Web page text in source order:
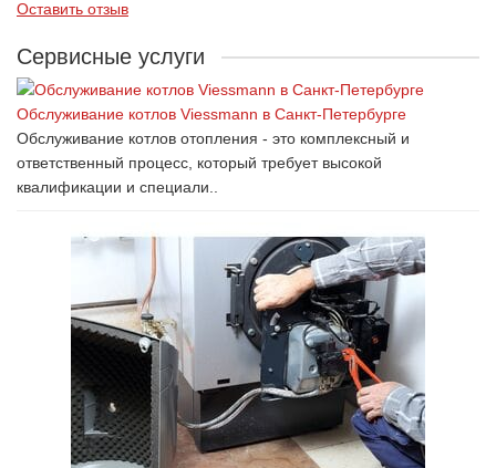
Оставить отзыв
Сервисные услуги
Обслуживание котлов Viessmann в Санкт-Петербурге
Обслуживание котлов отопления - это комплексный и
ответственный процесс, который требует высокой
квалификации и специали..